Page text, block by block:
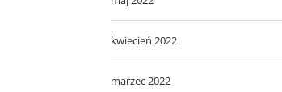
kwiecień 2022
marzec 2022